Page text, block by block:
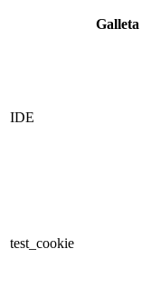
Galleta
IDE
test_cookie